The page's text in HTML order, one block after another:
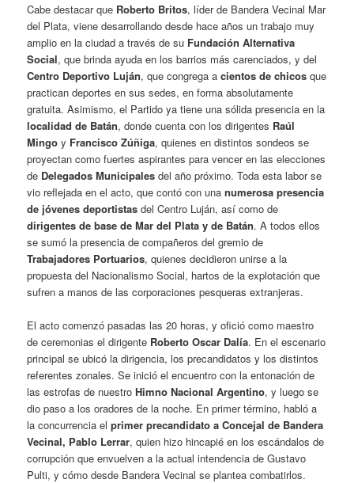
Cabe destacar que Roberto Britos, líder de Bandera Vecinal Mar
del Plata, viene desarrollando desde hace años un trabajo muy
amplio en la ciudad a través de su Fundación Alternativa
Social, que brinda ayuda en los barrios más carenciados, y del
Centro Deportivo Luján, que congrega a cientos de chicos que
practican deportes en sus sedes, en forma absolutamente
gratuita. Asimismo, el Partido ya tiene una sólida presencia en la
localidad de Batán, donde cuenta con los dirigentes Raúl
Mingo y Francisco Zúñiga, quienes en distintos sondeos se
proyectan como fuertes aspirantes para vencer en las elecciones
de Delegados Municipales del año próximo. Toda esta labor se
vio reflejada en el acto, que contó con unanumerosa presencia
de jóvenes deportistas del Centro Luján, así como de
dirigentes de base de Mar del Plata y de Batán. A todos ellos
se sumó la presencia de compañeros del gremio de
Trabajadores Portuarios, quienes decidieron unirse a la
propuesta del Nacionalismo Social, hartos de la explotación que
sufren a manos de las corporaciones pesqueras extranjeras.
El acto comenzó pasadas las 20 horas, y ofició como maestro
de ceremonias el dirigente Roberto Oscar Dalía. En el escenario
principal se ubicó la dirigencia, los precandidatos y los distintos
referentes zonales. Se inició el encuentro con la entonación de
las estrofas de nuestro Himno Nacional Argentino, y luego se
dio paso a los oradores de la noche. En primer término, habló a
la concurrencia elprimer precandidato a Concejal de Bandera
Vecinal, Pablo Lerrar, quien hizo hincapié en los escándalos de
corrupción que envuelven a la actual intendencia de Gustavo
Pulti, y cómo desde Bandera Vecinal se plantea combatirlos.